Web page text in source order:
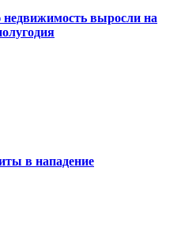
выросли на
в нападение